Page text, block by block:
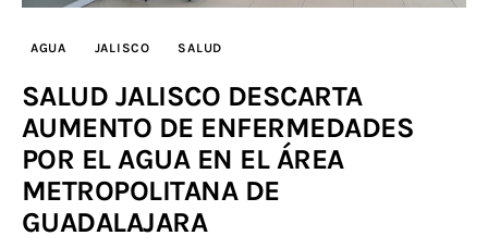
AGUA JALISCO SALUD
SALUD JALISCO DESCARTA
AUMENTO DE ENFERMEDADES
POR EL AGUA EN EL ÁREA
METROPOLITANA DE
GUADALAJARA